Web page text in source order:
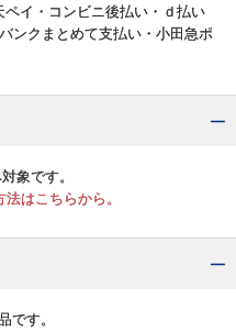
イ・コンビニ後払い・ｄ払い
ンクまとめて支払い・小田急ポ
象です。
はこちらから。
です。